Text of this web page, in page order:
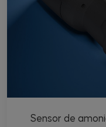
Sensor de